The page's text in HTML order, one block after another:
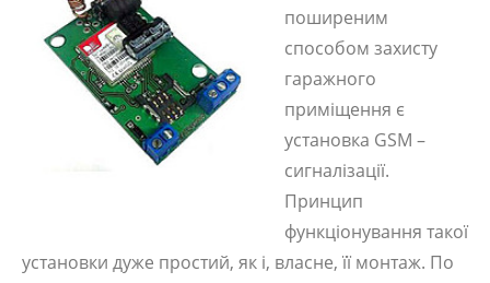
поширеним
способом захисту
гаражного
приміщення є
установка GSM –
сигналізації.
Принцип
функціонування такої
установки дуже простий, як і, власне, її монтаж. По